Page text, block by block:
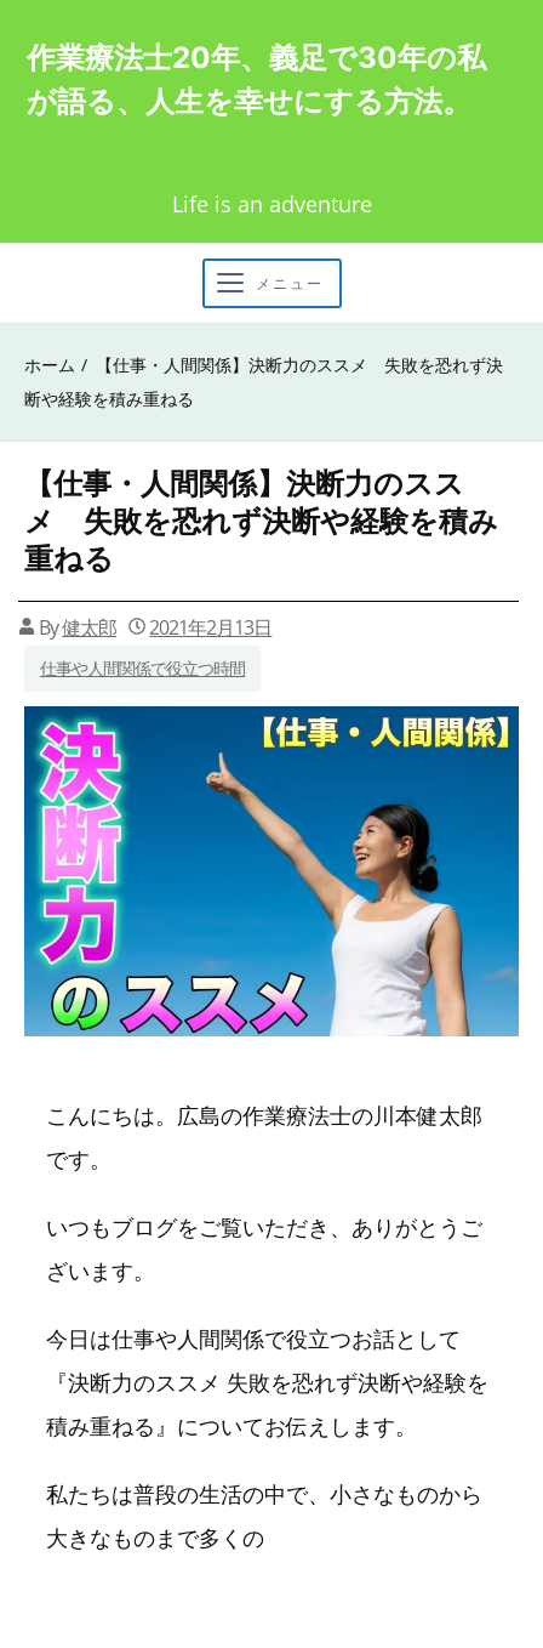
content
作業療法士20年、義足で30年の私
が語る、人生を幸せにする方法。
Life is an adventure
メニュー
ホーム
【仕事・人間関係】決断力のススメ 失敗を恐れず決
断や経験を積み重ねる
【仕事・人間関係】決断力のスス
メ 失敗を恐れず決断や経験を積み
重ねる
By健太郎 2021年2月13日
仕事や人間関係で役立つ時間
こんにちは。広島の作業療法士の川本健太郎
です。
いつもブログをご覧いただき、ありがとうご
ざいます。
今日は仕事や人間関係で役立つお話として
『決断力のススメ 失敗を恐れず決断や経験を
積み重ねる』についてお伝えします。
私たちは普段の生活の中で、小さなものから
大きなものまで多くの